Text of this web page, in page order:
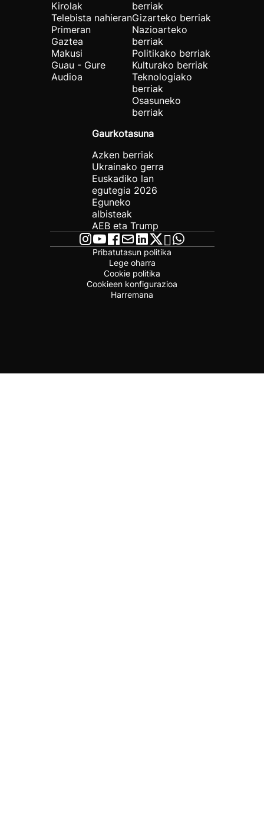
Kirolak
Telebista nahieran
Primeran
Gaztea
Makusi
Guau - Gure
Audioa
berriak
Gizarteko berriak
Nazioarteko
berriak
Politikako berriak
Kulturako berriak
Teknologiako
berriak
Osasuneko
berriak
Gaurkotasuna
Azken berriak
Ukrainako gerra
Euskadiko lan
egutegia 2026
Eguneko
albisteak
AEB eta Trump
Pribatutasun politika
Lege oharra
Cookie politika
Cookieen konfigurazioa
Harremana